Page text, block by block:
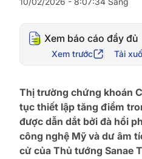
Xem báo cáo đầy đủ
Xem trước Tải
Thị trường chứng khoán
tục thiết lập tăng điểm
được dẫn dắt bởi đà hồi
công nghệ Mỹ và dư âm
cử của Thủ tướng Sanae